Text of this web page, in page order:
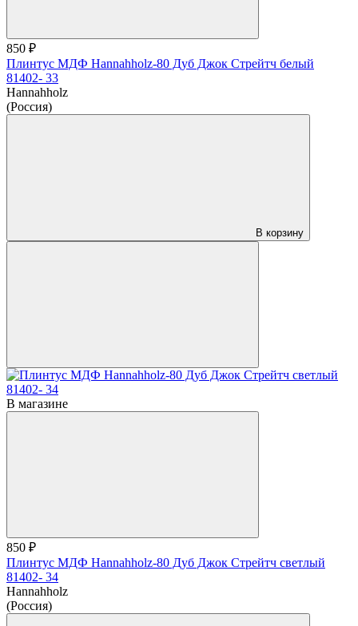
850 ₽
Плинтус МДФ Hannahholz-80 Дуб Джок Стрейтч белый
81402- 33
Hannahholz
(Россия)
В корзину
В магазине
850 ₽
Плинтус МДФ Hannahholz-80 Дуб Джок Стрейтч светлый
81402- 34
Hannahholz
(Россия)